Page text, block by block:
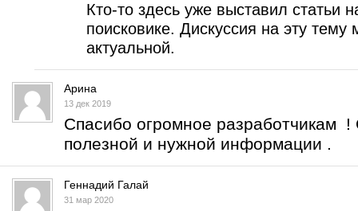
Кто-то здесь уже выставил статьи
поисковике. Дискуссия на эту тему
актуальной.
Арина
13 дек 2019
Спасибо огромное разработчикам
полезной и нужной информации .
Геннадий Галай
31 мар 2020